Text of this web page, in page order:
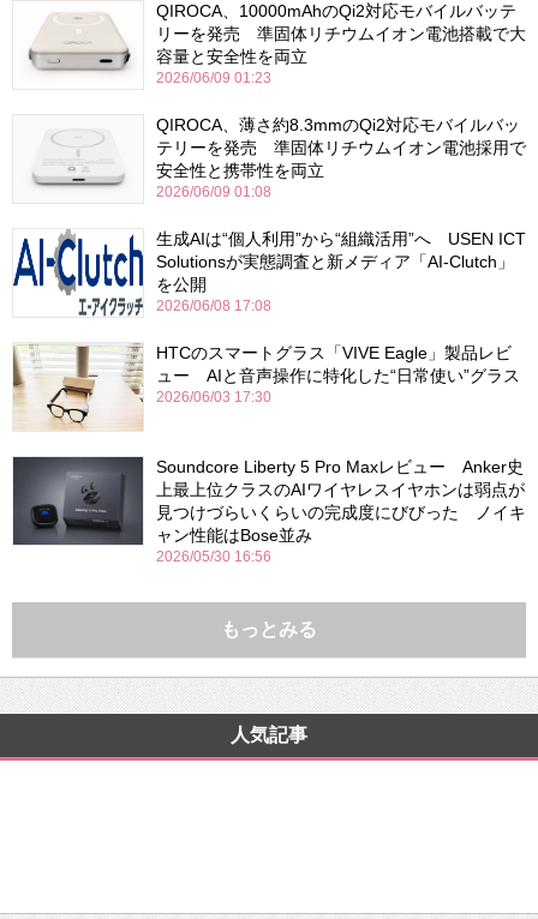
QIROCA、10000mAhのQi2対応モバイルバッテ
リーを発売 準固体リチウムイオン電池搭載で大
容量と安全性を両立
2026/06/09 01:23
QIROCA、薄さ約8.3mmのQi2対応モバイルバッ
テリーを発売 準固体リチウムイオン電池採用で
安全性と携帯性を両立
2026/06/09 01:08
生成AIは“個人利用”から“組織活用”へ USEN ICT
Solutionsが実態調査と新メディア「AI-Clutch」
を公開
2026/06/08 17:08
HTCのスマートグラス「VIVE Eagle」製品レビ
ュー AIと音声操作に特化した“日常使い”グラス
2026/06/03 17:30
Soundcore Liberty 5 Pro Maxレビュー Anker史
上最上位クラスのAIワイヤレスイヤホンは弱点が
見つけづらいくらいの完成度にびびった ノイキ
ャン性能はBose並み
2026/05/30 16:56
もっとみる
人気記事